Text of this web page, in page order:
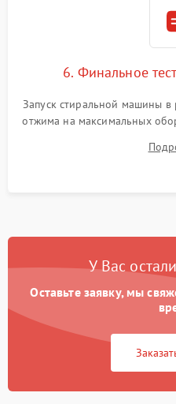
6. Финальное
Запуск стиральной машины
отжима на максимальных
корректности слива,
посторонних стуков и
У Вас
Оставьте заявку, мы